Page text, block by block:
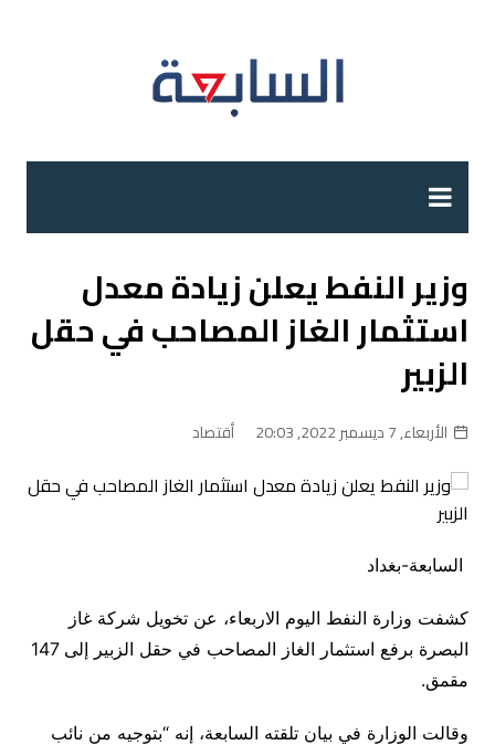
وزير النفط يعلن زيادة معدل
استثمار الغاز المصاحب في حقل
الزبير
الأربعاء, 7 ديسمبر 2022, 20:03 أقتصاد
السابعة-بغداد
كشفت وزارة النفط اليوم الاربعاء، عن تخويل شركة غاز
البصرة برفع استثمار الغاز المصاحب في حقل الزبير إلى 147
مقمق.
وقالت الوزارة في بيان تلقته السابعة، إنه “بتوجيه من نائب